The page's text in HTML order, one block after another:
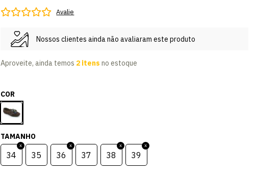
Avalie
Nossos clientes ainda não avaliaram este produto
Aproveite, ainda temos 2 itens no estoque
COR
TAMANHO
34 35 36 37 38 39